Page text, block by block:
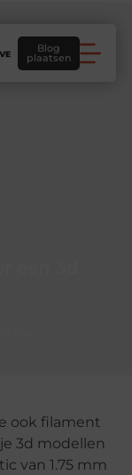
Blog
plaatsen
ook filament
3d modellen
van 1.75 mm